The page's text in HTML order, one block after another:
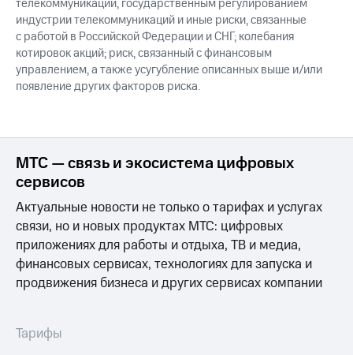
телекоммуникаций, государственным регулированием
индустрии телекоммуникаций и иные риски, связанные
с работой в Российской Федерации и СНГ; колебания
котировок акций; риск, связанный с финансовым
управлением, а также усугубление описанных выше и/или
появление других факторов риска.
МТС — связь и экосистема цифровых
сервисов
Актуальные новости не только о тарифах и услугах
связи, но и новых продуктах МТС: цифровых
приложениях для работы и отдыха, ТВ и медиа,
финансовых сервисах, технологиях для запуска и
продвижения бизнеса и других сервисах компании
Тарифы